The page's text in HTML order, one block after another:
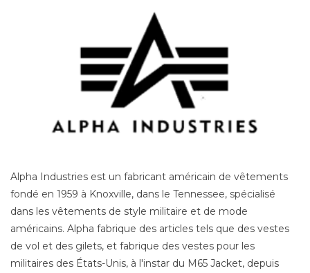
Alpha Industries est un fabricant américain de vêtements
fondé en 1959 à Knoxville, dans le Tennessee, spécialisé
dans les vêtements de style militaire et de mode
américains. Alpha fabrique des articles tels que des vestes
de vol et des gilets, et fabrique des vestes pour les
militaires des États-Unis, à l'instar du M65 Jacket, depuis